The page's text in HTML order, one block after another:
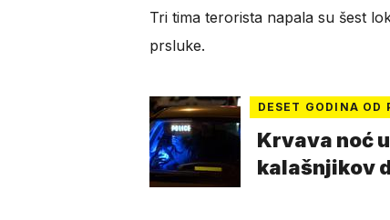
Tri tima terorista napala su šest
prsluke.
DESET GODINA OD
Krvava noć
kalašnjikov